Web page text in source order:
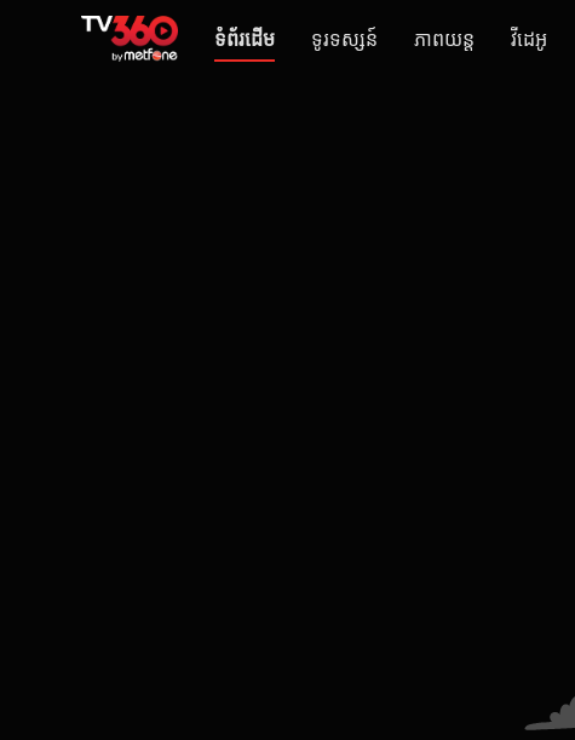
ទំព័រដើម ទូរទស្សន៍ ភាពយន្ត វីដេអូ